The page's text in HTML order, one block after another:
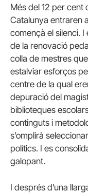
Més del 12 per cent
Catalunya entraren
començà el silenci.
de la renovació
colla de mestres
estalviar esforços
centre de la qual
depuració del
biblioteques
continguts i
s’omplirà
polítics. I es
galopant.
I després d’una